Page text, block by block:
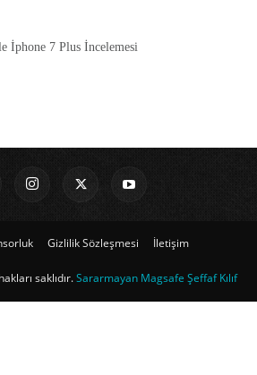
İphone 7 Plus İncelemesi
Gizlilik Sözleşmesi İletişim
saklıdır.Sararmayan Magsafe Şeffaf Kılıf